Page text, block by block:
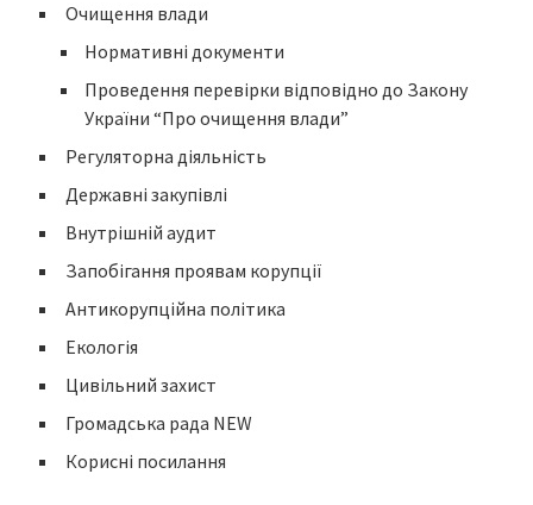
Очищення влади
Нормативні документи
Проведення перевірки відповідно до Закону
України “Про очищення влади”
Регуляторна діяльність
Державні закупівлі
Внутрішній аудит
Запобігання проявам корупції
Антикорупційна політика
Екологія
Цивільний захист
Громадська рада NEW
Корисні посилання